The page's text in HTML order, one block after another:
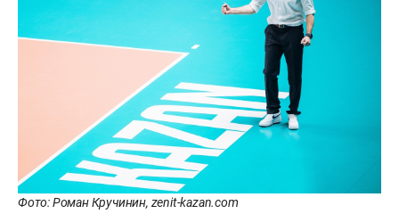
Фото: Роман Кручинин, zenit-kazan.com